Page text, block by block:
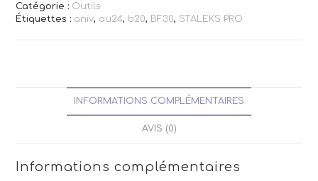
Catégorie : Outils
Étiquettes : aniv, au24, b20, BF30, STALEKS PRO
INFORMATIONS COMPLÉMENTAIRES
AVIS (0)
Informations complémentaires